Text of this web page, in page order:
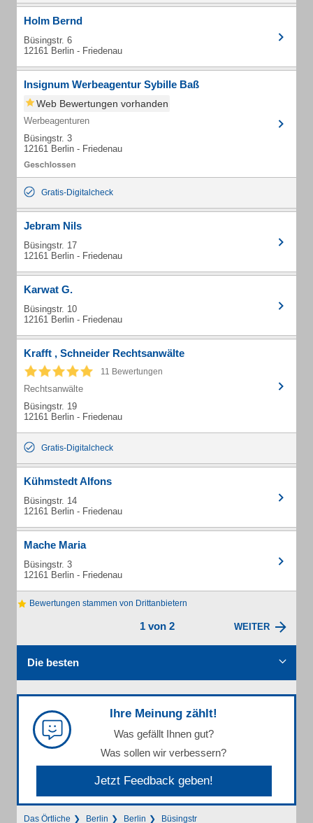
Holm Bernd
Büsingstr. 6
12161 Berlin - Friedenau
Insignum Werbeagentur Sybille Baß
Web Bewertungen vorhanden
Werbeagenturen
Büsingstr. 3
12161 Berlin - Friedenau
Gratis-Digitalcheck
Jebram Nils
Büsingstr. 17
12161 Berlin - Friedenau
Karwat G.
Büsingstr. 10
12161 Berlin - Friedenau
Krafft , Schneider Rechtsanwälte
11 Bewertungen
Rechtsanwälte
Büsingstr. 19
12161 Berlin - Friedenau
Gratis-Digitalcheck
Kühmstedt Alfons
Büsingstr. 14
12161 Berlin - Friedenau
Mache Maria
Büsingstr. 3
12161 Berlin - Friedenau
Bewertungen stammen von Drittanbietern
1 von 2 WEITER
Die besten
Ihre Meinung zählt!
Was gefällt Ihnen gut?
Was sollen wir verbessern?
Jetzt Feedback geben!
Das Örtliche Berlin Berlin Büsingstr